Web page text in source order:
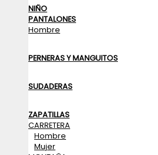
NIÑO
PANTALONES
Hombre
PERNERAS Y MANGUITOS
SUDADERAS
ZAPATILLAS
CARRETERA
Hombre
Mujer